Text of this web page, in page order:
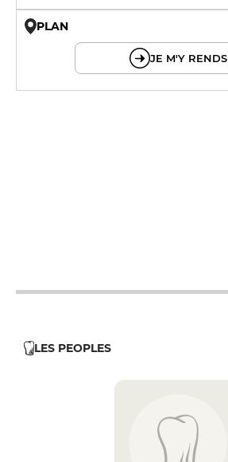
PLAN
JE M'Y RENDS
LES PEOPLES